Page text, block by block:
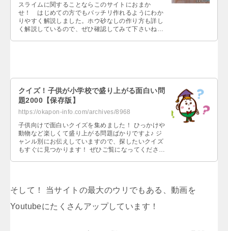
スライムに関することならこのサイトにおまか
せ！ はじめての方でもバッチリ作れるようにわか
りやすく解説しました。ホウ砂なしの作り方も詳し
く解説しているので、ぜひ確認してみて下さいね
クイズ！子供が小学校で盛り上がる面白い問
題2000【保存版】
https://okapon-info.com/archives/8968
子供向けで面白いクイズを集めました！ ひっかけや
動物など楽しくて盛り上がる問題ばかりですよ♪ ジ
ャンル別にお伝えしていますので、探したいクイズ
もすぐに見つかります！ ぜひご覧になってください
そして！ 当サイトの最大のウリでもある、動画を
Youtubeにたくさんアップしています！